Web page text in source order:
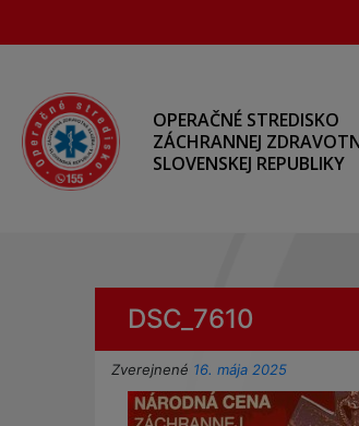
OPERAČNÉ STREDISKO
ZÁCHRANNEJ
SLOVENSKEJ REPUBLIKY
DSC_7610
Zverejnené 16. mája 2025